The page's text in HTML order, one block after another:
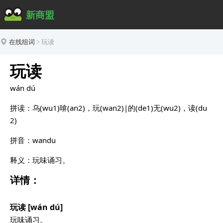
新商盟
在线组词 > 玩读
玩读
wán dú
拼读：乌(wu1)啽(an2)，玩(wan2)|的(de1)无(wu2)，读(du
2)
拼音：wandu
释义：玩味诵习。
详情：
玩读 [wán dú]
玩味诵习。